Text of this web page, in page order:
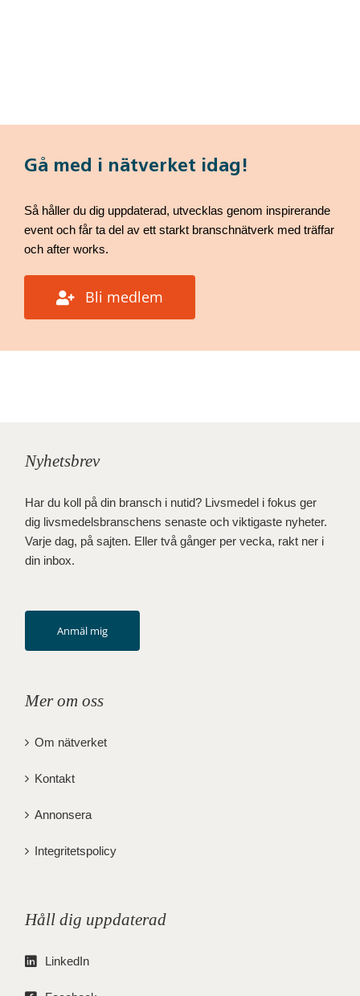
Gå med i nätverket idag!
Så håller du dig uppdaterad, utvecklas genom inspirerande
event och får ta del av ett starkt branschnätverk med träffar
och after works.
Bli medlem
Nyhetsbrev
Har du koll på din bransch i nutid? Livsmedel i fokus ger
dig livsmedelsbranschens senaste och viktigaste nyheter.
Varje dag, på sajten. Eller två gånger per vecka, rakt ner i
din inbox.
Anmäl mig
Mer om oss
Om nätverket
Kontakt
Annonsera
Integritetspolicy
Håll dig uppdaterad
LinkedIn